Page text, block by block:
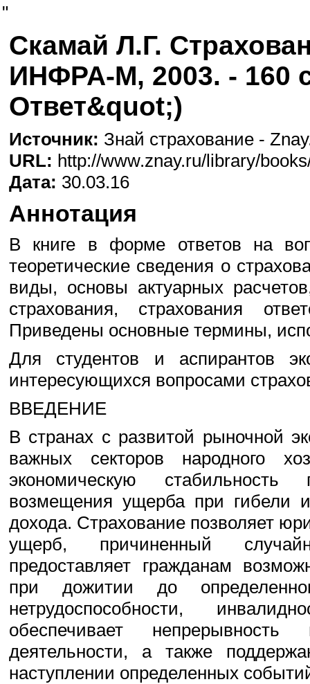
"
Скамай Л.Г.
ИНФРА-М, 2003. - 160
Ответ&quot;)
Источник: Знай страхование -
URL: http://www.znay.ru/library/
Дата: 30.03.16
Аннотация
В книге в форме ответов на
теоретические сведения о
виды, основы актуарных
страхования, страхования
Приведены основные термины,
Для студентов и аспирантов
интересующихся вопросами
ВВЕДЕНИЕ
В странах с развитой рыночной
важных секторов народного
экономическую стабильность
возмещения ущерба при гибели
дохода. Страхование позволяет
ущерб, причиненный
предоставляет гражданам
при дожитии до
нетрудоспособности,
обеспечивает
деятельности, а также
наступлении определенных